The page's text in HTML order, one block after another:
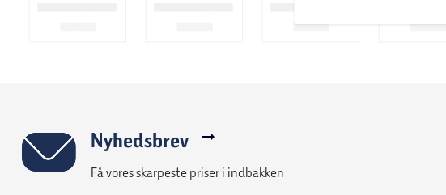
Nyhedsbrev
Få vores skarpeste priser i indbakken